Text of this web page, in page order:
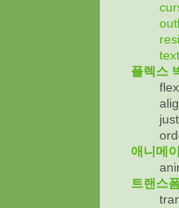
플렉스
flex
애니메
트랜스